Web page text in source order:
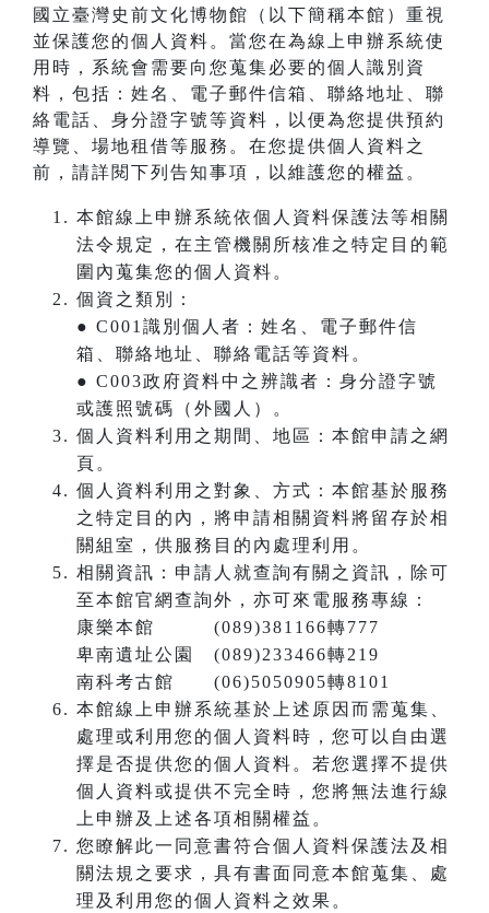
國立臺灣史前文化博物館（以下簡稱本館）重視
並保護您的個人資料。當您在為線上申辦系統使
用時，系統會需要向您蒐集必要的個人識別資
料，包括：姓名、電子郵件信箱、聯絡地址、聯
絡電話、身分證字號等資料，以便為您提供預約
導覽、場地租借等服務。在您提供個人資料之
前，請詳閱下列告知事項，以維護您的權益。
本館線上申辦系統依個人資料保護法等相關
法令規定，在主管機關所核准之特定目的範
圍內蒐集您的個人資料。
個資之類別：
● C001識別個人者：姓名、電子郵件信
箱、聯絡地址、聯絡電話等資料。
● C003政府資料中之辨識者：身分證字號
或護照號碼（外國人）。
個人資料利用之期間、地區：本館申請之網
頁。
個人資料利用之對象、方式：本館基於服務
之特定目的內，將申請相關資料將留存於相
關組室，供服務目的內處理利用。
相關資訊：申請人就查詢有關之資訊，除可
至本館官網查詢外，亦可來電服務專線：
康樂本館 (089)381166轉777
卑南遺址公園 (089)233466轉219
南科考古館 (06)5050905轉8101
本館線上申辦系統基於上述原因而需蒐集、
處理或利用您的個人資料時，您可以自由選
擇是否提供您的個人資料。若您選擇不提供
個人資料或提供不完全時，您將無法進行線
上申辦及上述各項相關權益。
您瞭解此一同意書符合個人資料保護法及相
關法規之要求，具有書面同意本館蒐集、處
理及利用您的個人資料之效果。